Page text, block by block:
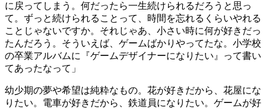
に戻ってしまう。何だったら一生続けられるだろうと思っ
て。ずっと続けられることって、時間を忘れるくらいやれる
ことじゃないですか。それじゃあ、小さい時に何が好きだっ
たんだろう。そういえば、ゲームばかりやってたな。小学校
の卒業アルバムに『ゲームデザイナーになりたい』って書い
てあったなって」
幼少期の夢や希望は純粋なもの。花が好きだから、花屋にな
りたい。電車が好きだから、鉄道員になりたい。ゲームが好